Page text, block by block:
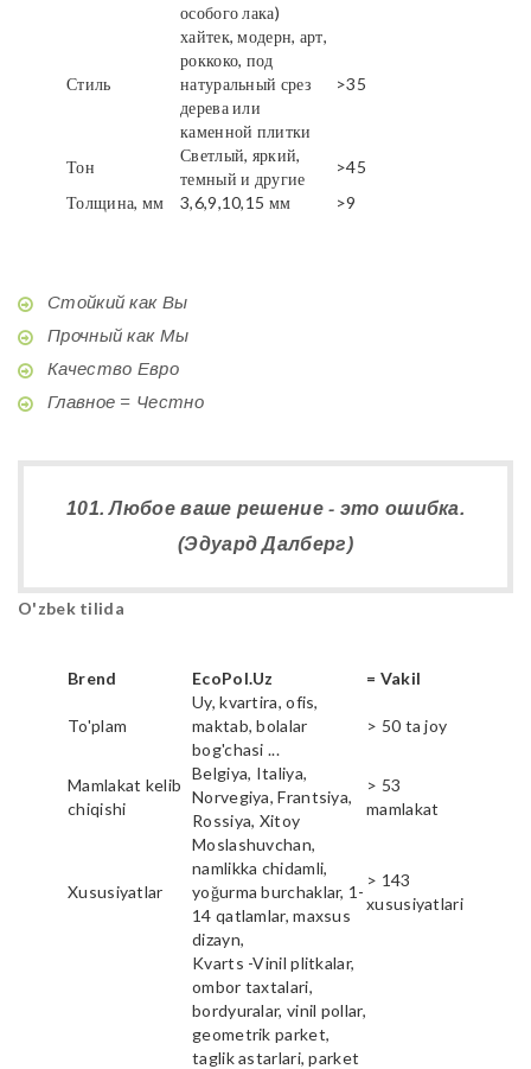
особого лака)
Стиль
хайтек, модерн, арт,
роккоко, под
натуральный срез
дерева или
каменной плитки
>35
Тон
Светлый, яркий,
темный и другие
>45
Толщина, мм
3,6,9,10,15 мм >9
Стойкий как Вы
Прочный как Мы
Качество Евро
Главное = Честно
101. Любое ваше решение - это ошибка.
(Эдуард Далберг)
O'zbek tilida
Brend EcoPol.Uz = Vakil
To'plam
Uy, kvartira, ofis,
maktab, bolalar
bog'chasi ...
> 50 ta joy
Mamlakat kelib
chiqishi
Belgiya, Italiya,
Norvegiya, Frantsiya,
Rossiya, Xitoy
> 53
mamlakat
Xususiyatlar
Moslashuvchan,
namlikka chidamli,
yoğurma burchaklar, 1-
14 qatlamlar, maxsus
dizayn,
> 143
xususiyatlari
Kvarts -Vinil plitkalar,
ombor taxtalari,
bordyuralar, vinil pollar,
geometrik parket,
taglik astarlari, parket